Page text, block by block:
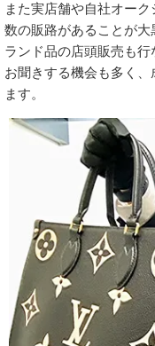
また実店舗や自社オー
数の販路があることが
ランド品の店頭販売も
お聞きする機会も多く
ます。